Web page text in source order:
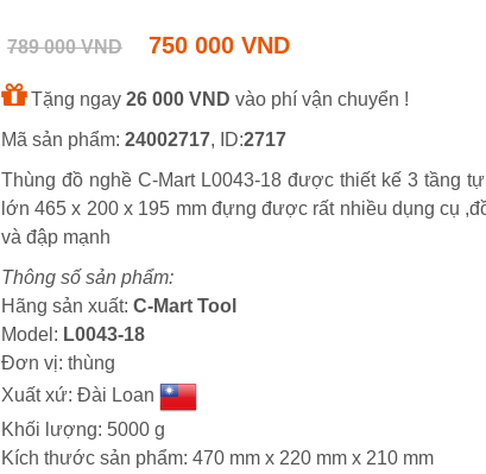
789 000 VND 750 000 VND
Tặng ngay 26 000 VND vào phí vận chuyển !
Mã sản phẩm: 24002717, ID:2717
Thùng đồ nghề C-Mart L0043-18 được thiết kế 3 tầng
lớn 465 x 200 x 195 mm đựng được rất nhiều dụng cụ
và đập mạnh
Thông số sản phẩm:
Hãng sản xuất: C-Mart Tool
Model: L0043-18
Đơn vị: thùng
Xuất xứ: Đài Loan
Khối lượng: 5000 g
Kích thước sản phẩm: 470 mm x 220 mm x 210 mm